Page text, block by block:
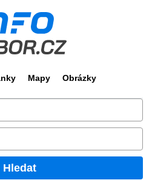
Mapy Obrázky
Hledat